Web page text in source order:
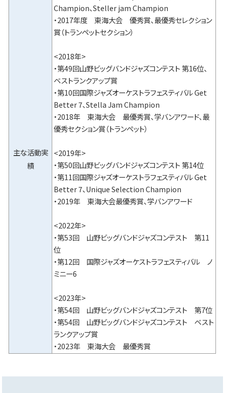
主な活動実
績
Champion、Steller jam Champion
・2017年度 東海大会 優秀賞、最優秀セレクション
賞（トランペットセクション）
<2018年>
・第49回山野ビッグバンドジャズコンテスト 第16位、
ベストランクアップ賞
・第10回国際ジャズオーケストラフェスティバル Get
Better 7、Stella Jam Champion
・2018年 東海大会 最優秀賞、学バンアワード、最
優秀セクション賞（トランペット）
<2019年>
・第50回山野ビッグバンドジャズコンテスト 第14位
・第11回国際ジャズオーケストラフェスティバル Get
Better 7、Unique Selection Champion
・2019年 東海大会最優秀賞、学バンアワード
<2022年>
・第53回 山野ビッグバンドジャズコンテスト 第11
位
・第12回 国際ジャズオーケストラフェスティバル ノ
ミニー6
<2023年>
・第54回 山野ビッグバンドジャズコンテスト 第7位
・第54回 山野ビッグバンドジャズコンテスト ベスト
ランクアップ賞
・2023年 東海大会 最優秀賞